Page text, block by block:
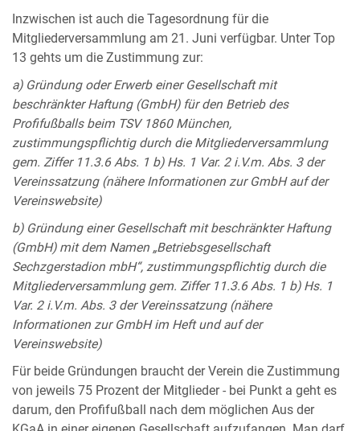
Inzwischen ist auch die Tagesordnung für die
Mitgliederversammlung am 21. Juni verfügbar. Unter Top
13 gehts um die Zustimmung zur:
a) Gründung oder Erwerb einer Gesellschaft mit
beschränkter Haftung (GmbH) für den Betrieb des
Profifußballs beim TSV 1860 München,
zustimmungspflichtig durch die Mitgliederversammlung
gem. Ziffer 11.3.6 Abs. 1 b) Hs. 1 Var. 2 i.V.m. Abs. 3 der
Vereinssatzung (nähere Informationen zur GmbH auf der
Vereinswebsite)
b) Gründung einer Gesellschaft mit beschränkter Haftung
(GmbH) mit dem Namen „Betriebsgesellschaft
Sechzgerstadion mbH“, zustimmungspflichtig durch die
Mitgliederversammlung gem. Ziffer 11.3.6 Abs. 1 b) Hs. 1
Var. 2 i.V.m. Abs. 3 der Vereinssatzung (nähere
Informationen zur GmbH im Heft und auf der
Vereinswebsite)
Für beide Gründungen braucht der Verein die Zustimmung
von jeweils 75 Prozent der Mitglieder - bei Punkt a geht es
darum, den Profifußball nach dem möglichen Aus der